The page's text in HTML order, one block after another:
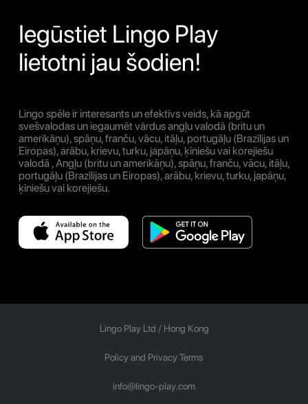
Iegūstiet Lingo Play
lietotni jau šodien!
Lingo spēle ir interesants un efektīvs veids, kā apgūt
svešvalodas un iegaumēt vārdus angļu valodā (britu un
amerikāņu), spāņu, franču, vācu, itāļu, portugāļu (Brazīlijas un
Eiropas), arābu, krievu, turku, japāņu, ķīniešu vai korejiešu
valodā , Angļu (britu un amerikāņu), spāņu, franču, vācu, itāļu,
portugāļu (Brazīlijas un Eiropas), arābu, krievu, turku, japāņu,
ķīniešu vai korejiešu.
Lingo Play Ltd / Hong Kong
Policy and Privacy Terms
info@lingo-play.com